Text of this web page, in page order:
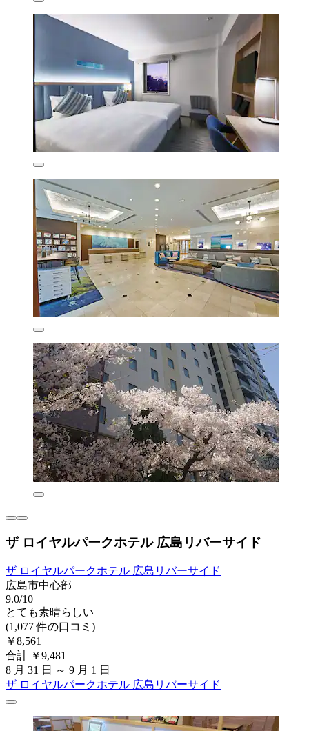
ザ ロイヤルパークホテル 広島リバーサイド
ザ ロイヤルパークホテル 広島リバーサイド
広島市中心部
9.0/10
とても素晴らしい
(1,077 件の口コミ)
￥8,561
合計 ￥9,481
8 月 31 日 ～ 9 月 1 日
ザ ロイヤルパークホテル 広島リバーサイド